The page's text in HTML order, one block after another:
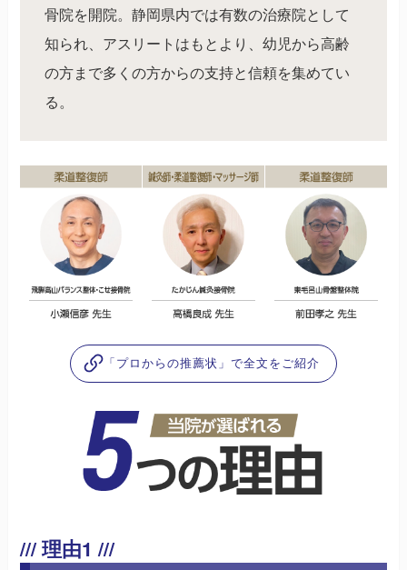
骨院を開院。静岡県内では有数の治療院として
知られ、アスリートはもとより、幼児から高齢
の方まで多くの方からの支持と信頼を集めてい
る。
「プロからの推薦状」で全文をご紹介